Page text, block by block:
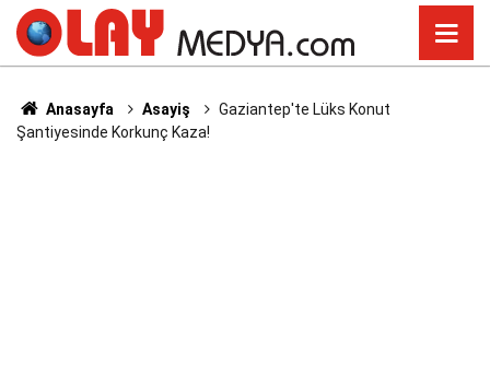
Anasayfa Asayiş
Gaziantep'te Lüks Konut
Şantiyesinde Korkunç Kaza!